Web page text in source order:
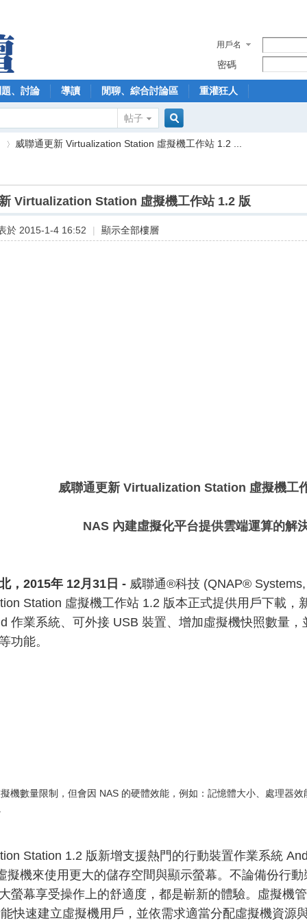
用戶名
密碼
、討論 導讀 閒聊、綜合討論區 重灌狂人
帖子
搜
索
›
威聯通更新 Virtualization Station 虛擬機工作站 1.2 ...
Virtualization Station 虛擬機工作站 1.2 版
於 2015-1-4 16:52 | 顯示全部樓層
威聯通更新 Virtualization Station 虛擬機工
NAS 內建虛擬化平台提供雲端運算的解
，2015年 12月31日 - 威聯通®科技 (QNAP®
Station 虛擬機工作站 1.2 版本正式提供用戶下載，
作業系統、可外接 USB 裝置、增加虛擬機快照數量
功能。
機數量限制，但會因 NAS 的硬體效能，例如：記憶體大小、處理器
Station 1.2 版新增支援熱門的行動裝置作業系統
擬機來使用更大的儲存空間與顯示螢幕。不論備份行
螢幕享受操作上的舒適度，都是嶄新的體驗。虛擬機
快速建立虛擬機用戶，並依需求適當分配虛擬機資源